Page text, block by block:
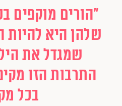
"הורים מוקפים
שלהן היא להיות
שמגדל את
התרבות הזו
בכל